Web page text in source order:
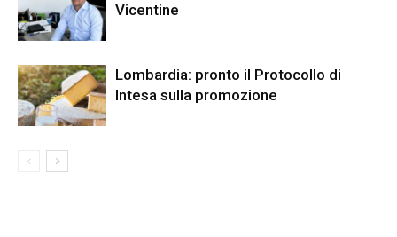
Vicentine
Lombardia: pronto il Protocollo di
Intesa sulla promozione